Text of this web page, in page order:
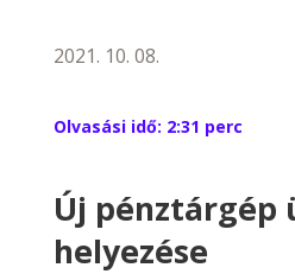
2021. 10. 08.
Olvasási idő: 2:31 perc
Új pénztárgép
helyezése